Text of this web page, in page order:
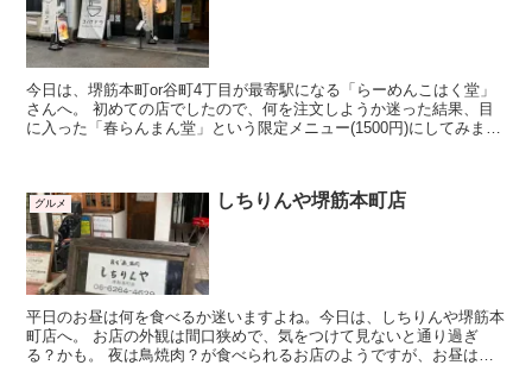
今日は、堺筋本町or谷町4丁目が最寄駅になる「らーめんこはく堂」
さんへ。 初めての店でしたので、何を注文しようか迷った結果、目
に入った「春らんまん堂」という限定メニュー(1500円)にしてみまし
グルメ しちりんや堺筋本町店
平日のお昼は何を食べるか迷いますよね。今日は、しちりんや堺筋本
町店へ。 お店の外観は間口狭めで、気をつけて見ないと通り過ぎ
る？かも。 夜は鳥焼肉？が食べられるお店のようですが、お昼は丼